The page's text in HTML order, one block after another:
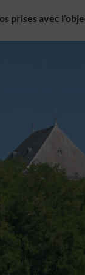
prises avec